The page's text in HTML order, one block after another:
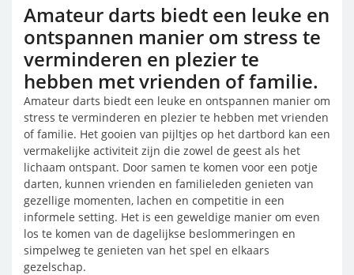
Amateur darts biedt een leuke en
ontspannen manier om stress te
verminderen en plezier te
hebben met vrienden of familie.
Amateur darts biedt een leuke en ontspannen manier om
stress te verminderen en plezier te hebben met vrienden
of familie. Het gooien van pijltjes op het dartbord kan een
vermakelijke activiteit zijn die zowel de geest als het
lichaam ontspant. Door samen te komen voor een potje
darten, kunnen vrienden en familieleden genieten van
gezellige momenten, lachen en competitie in een
informele setting. Het is een geweldige manier om even
los te komen van de dagelijkse beslommeringen en
simpelweg te genieten van het spel en elkaars
gezelschap.